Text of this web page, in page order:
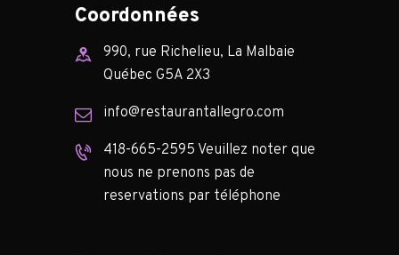
Coordonnées
990, rue Richelieu, La Malbaie
Québec G5A 2X3
info@restaurantallegro.com
418-665-2595 Veuillez noter que
nous ne prenons pas de
reservations par téléphone